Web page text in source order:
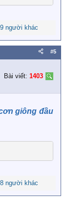
,LỤC TIỂU HỒNG
người khác
#5
Bài viết: 1403
giông đầu
,Mạnh Thăng
người khác